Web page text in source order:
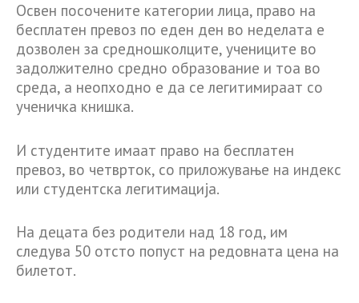
Освен посочените категории лица, право на
бесплатен превоз по еден ден во неделата е
дозволен за средношколците, учениците во
задолжително средно образование и тоа во
среда, а неопходно е да се легитимираат со
ученичка книшка.
И студентите имаат право на бесплатен
превоз, во четврток, со приложување на индекс
или студентска легитимација.
На децата без родители над 18 год, им
следува 50 отсто попуст на редовната цена на
билетот.